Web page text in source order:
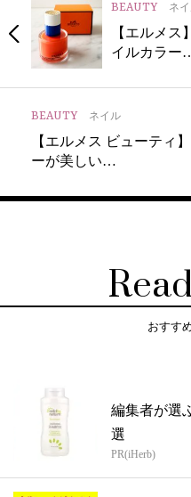
BEAUTY ネ
【エルメ
イルカラー
BEAUTY ネイル
【エルメス ビューティ
ーが美しい…
おすす
編集者が選
選
PR(iHerb)